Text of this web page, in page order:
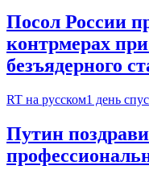
Посол России
контрмерах
безъядерного
RT на русском1 день
Путин